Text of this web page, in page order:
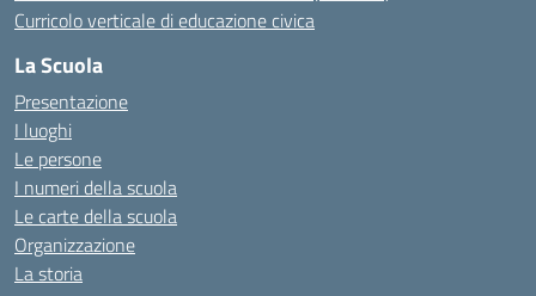
Curricolo verticale di educazione civica
La Scuola
Presentazione
I luoghi
Le persone
I numeri della scuola
Le carte della scuola
Organizzazione
La storia